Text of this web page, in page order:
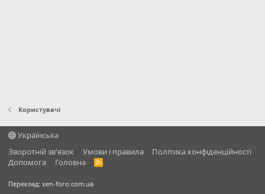
Користувачі
Українська
Зворотній зв'язок
Умови і правила
Політика конфіденційності
Дoпoмoга
Головна
R
Переклад: xen-foro.com.ua